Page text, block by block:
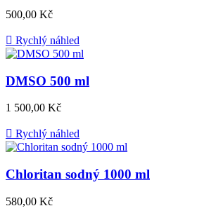
Cena
500,00 Kč
 Rychlý náhled
DMSO 500 ml
Cena
1 500,00 Kč
 Rychlý náhled
Chloritan sodný 1000 ml
Cena
580,00 Kč